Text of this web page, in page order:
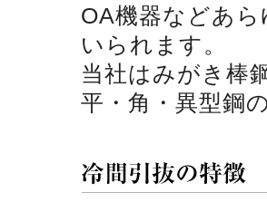
OA機器などあ
いられます。
当社はみがき棒
平・角・異型鋼